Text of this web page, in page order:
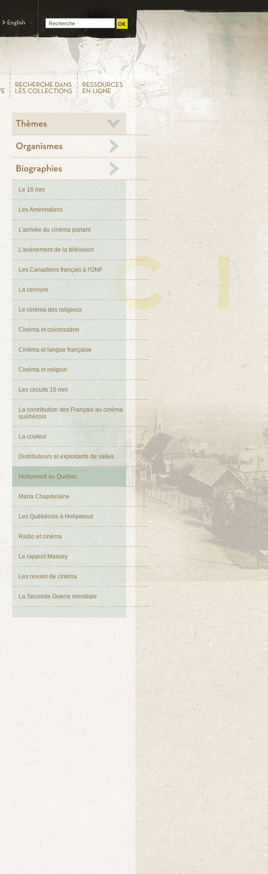
Le 16 mm
Les Amérindiens
L'arrivée du cinéma parlant
L'avènement de la télévision
Les Canadiens français à l'ONF
La censure
Le cinéma des religieux
Cinéma et colonisation
Cinéma et langue française
Cinéma et religion
Les circuits 16 mm
La contribution des Français au cinéma
québécois
La couleur
Distributeurs et exploitants de salles
Hollywood au Québec
Maria Chapdelaine
Les Québécois à Hollywood
Radio et cinéma
Le rapport Massey
Les revues de cinéma
La Seconde Guerre mondiale